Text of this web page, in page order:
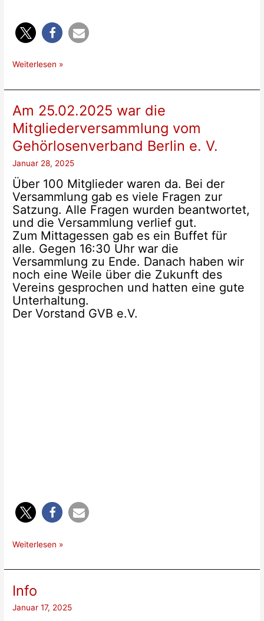
Mitteilung
29.01.2025
Weiterlesen »
Am 25.02.2025 war die
Mitgliederversammlung vom
Gehörlosenverband Berlin e. V.
Januar 28, 2025
Über 100 Mitglieder waren da. Bei der
Versammlung gab es viele Fragen zur
Satzung. Alle Fragen wurden beantwortet,
und die Versammlung verlief gut.
Zum Mittagessen gab es ein Buffet für
alle. Gegen 16:30 Uhr war die
Versammlung zu Ende. Danach haben wir
noch eine Weile über die Zukunft des
Vereins gesprochen und hatten eine gute
Unterhaltung.
Der Vorstand GVB e.V.
Am
war
Mitgliederversammlung
vom
Weiterlesen »
Info
Januar 17, 2025